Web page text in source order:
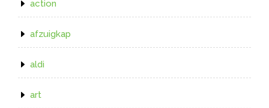
action
afzuigkap
aldi
art